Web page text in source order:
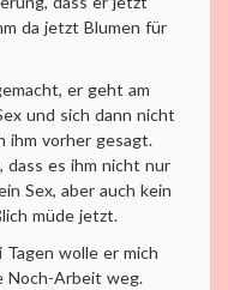
da jetzt Blumen für
er geht am
und sich dann nicht
ihm vorher gesagt.
dass es ihm nicht nur
Sex, aber auch kein
müde jetzt.
wolle er mich
Noch-Arbeit weg.